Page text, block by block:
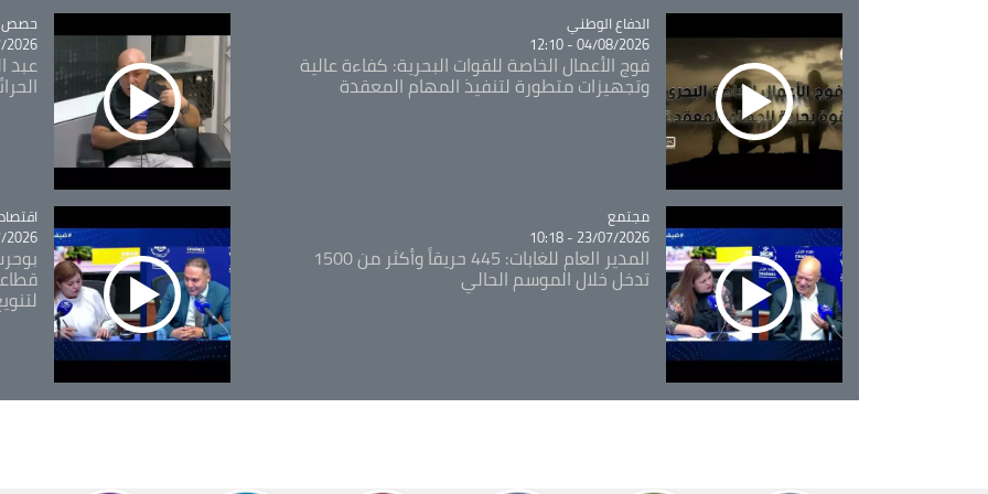
Catégorie
الدفاع الوطني
04/08/2026 - 12:10
فوج الأعمال الخاصة للقوات البحرية: كفاءة عالية
وتجهيزات متطورة لتنفيذ المهام المعقدة
حصص
- 09:49
عبد
Catégorie
مجتمع
23/07/2026 - 10:18
المدير العام للغابات: 445 حريقاً وأكثر من 1500
تدخل خلال الموسم الحالي
اقتصاد
- 12:13